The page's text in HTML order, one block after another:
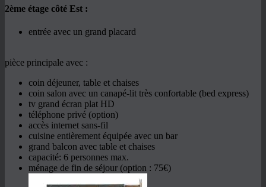
2ème étage côté Est :
entrée avec un grand placard
pièce principale avec :
coin déjeuner, table et chaises
coin salon avec un canapé-lit très confortable (bed express)
tv grand écran plat HD
téléphone privé (option)
accès internet sans-fil
cuisine entièrement équipée avec un bar
grand balcon avec table et chaises
capacité: 6 personnes max.
ménage de fin de séjour (option : 75€)